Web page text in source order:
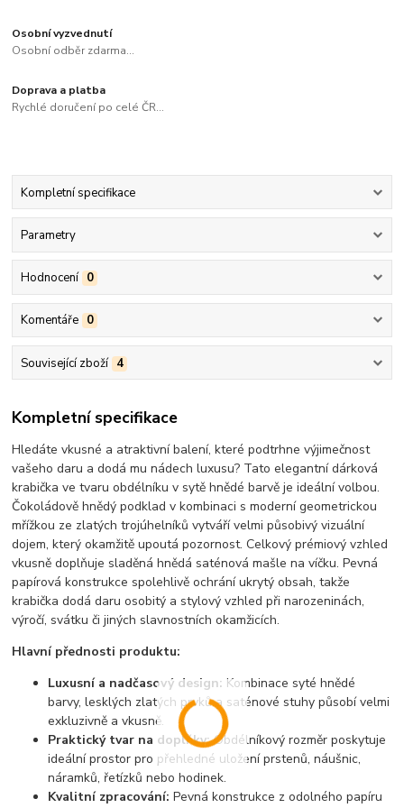
Osobní vyzvednutí
Osobní odběr zdarma...
Doprava a platba
Rychlé doručení po celé ČR...
Kompletní specifikace
Parametry
Hodnocení 0
Komentáře 0
Související zboží 4
Kompletní specifikace
Hledáte vkusné a atraktivní balení, které podtrhne výjimečnost
vašeho daru a dodá mu nádech luxusu? Tato elegantní dárková
krabička ve tvaru obdélníku v sytě hnědé barvě je ideální volbou.
Čokoládově hnědý podklad v kombinaci s moderní geometrickou
mřížkou ze zlatých trojúhelníků vytváří velmi působivý vizuální
dojem, který okamžitě upoutá pozornost. Celkový prémiový vzhled
vkusně doplňuje sladěná hnědá saténová mašle na víčku. Pevná
papírová konstrukce spolehlivě ochrání ukrytý obsah, takže
krabička dodá daru osobitý a stylový vzhled při narozeninách,
výročí, svátku či jiných slavnostních okamžicích.
Hlavní přednosti produktu:
Luxusní a nadčasový design: Kombinace syté hnědé
barvy, lesklých zlatých prvků a saténové stuhy působí velmi
exkluzivně a vkusně.
Praktický tvar na doplňky:Obdélníkový rozměr poskytuje
ideální prostor pro přehledné uložení prstenů, náušnic,
náramků, řetízků nebo hodinek.
Kvalitní zpracování: Pevná konstrukce z odolného papíru